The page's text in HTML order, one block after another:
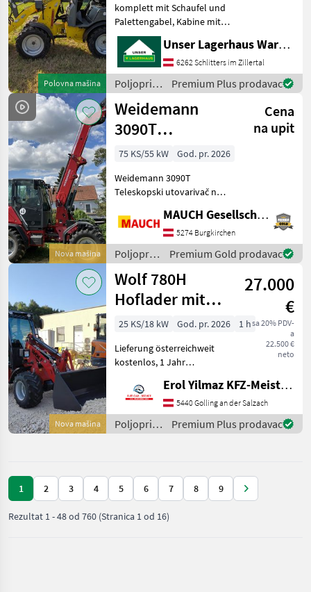
Polovna mašina
komplett mit Schaufel und
Palettengabel, Kabine mit
Heizung, Lenksäule
verstellbar, 3. Funktion,
Arbeitsscheinwerfer vorne
und hinten,
Anhängevorrichtung,
Beleuchtun
Unser Lagerhaus Warenhandelsges.m.b.H.
6262 Schlitters im Zillertal
Poljoprivredni
motorni
strojevi /
Wacker
Neuson
Premium Plus prodavac
Nova mašina
Weidemann
3090T
Teleskopski
utovarivač na
kotačima NOVO
Cena
na upit
75 KS/55 kW
God. pr. 2026
Weidemann 3090T
Teleskopski utovarivač na
točka žlice 4985 mm - 75 KS
- Prostrana udobna kabina -
Moguće 20 km/h, 30 km/h ili
40 km/h - LE
MAUCH Gesellschaft m.b.H. & Co.KG
5274 Burgkirchen
Poljoprivredni
motorni
strojevi /
Weidemann
Premium Gold prodavac
Nova mašina
Wolf 780H
Hoflader mit
Kabine, Kubota,
Garantie
27.000
€
sa 20% PDV-
a
22.500 €
neto
25 KS/18 kW God. pr. 2026
1 h
Lieferung österreichweit
kostenlos, 1 Jahr
Zusatzgarantie bis zu 4j.
möglich. Gerät ist sofort
verfügbar. Wir verkaufen
einen neuen, top
Erol Yilmaz KFZ-Meisterbetrieb
5440 Golling an der Salzach
Poljoprivredni
motorni
Premium Plus prodavac
1 2 3 4 5 6 7 8 9
Rezultat 1-48od 760 (Stranica 1 od 16)